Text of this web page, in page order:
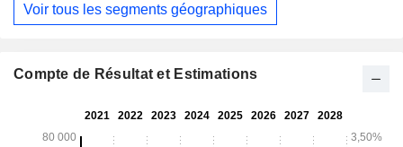
Voir tous les segments géographiques
Compte de Résultat et Estimations